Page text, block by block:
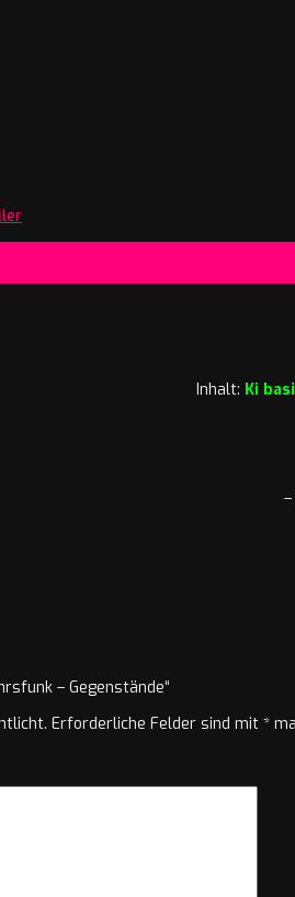
Inhalt: Ki
– Gegenstände“
Erforderliche Felder sind mit *